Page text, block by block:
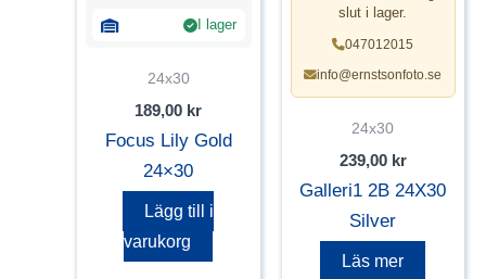
I lager
24x30
189,00 kr
Focus Lily Gold
24×30
Lägg till i
varukorg
slut i lager.
047012015
info@ernstsonfoto.se
24x30
239,00 kr
Galleri1 2B 24X30
Silver
Läs mer